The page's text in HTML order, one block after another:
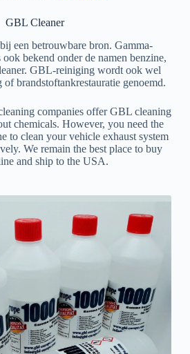
GBL Cleaner
een betrouwbare bron. Gamma-
bekend onder de namen benzine,
GBL-reiniging wordt ook wel
brandstoftankrestauratie genoemd.
companies offer GBL cleaning
chemicals. However, you need the
to clean your vehicle exhaust system
We remain the best place to buy
and ship to the USA.